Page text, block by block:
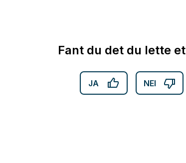
Fant du det du lette
JA NEI